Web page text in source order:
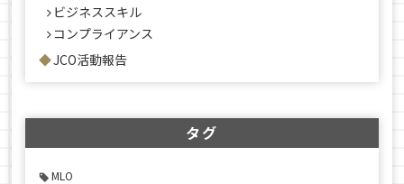
ビジネススキル
コンプライアンス
JCO活動報告
タグ
MLO